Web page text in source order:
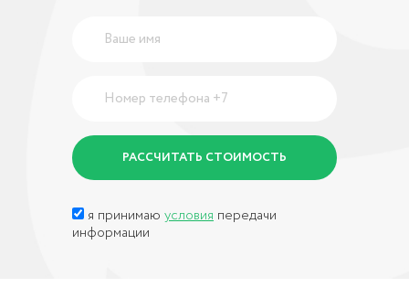
я принимаю условия передачи
информации